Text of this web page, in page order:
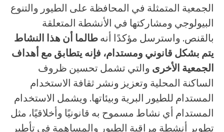
الجمعية المتمثلة في المحافظة على الطيور والتنوع
البيولوجي ومشاركتها في الأنشطة المتعلقة
بالقنص. واسترسل مؤكدًا أنه طالما أن هذا النشاط
يتم بشكل قانوني ومستدام، فإنه يتطابق مع أهداف
الجمعية الأخرى والتي تشمل تحسين ظروف
الساكنة المحلية وتعزيز ونشر ثقافة الاستخدام
المستدام للطيور البرية وبيئاتها. ويشمل الاستخدام
المستدام أي نشاط مسموح به قانونيًا وأخلاقيًا، مثل
تطوير أنشطة مراقبة الطيور والمساهمة في تأطير